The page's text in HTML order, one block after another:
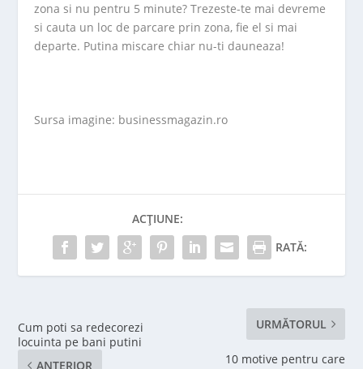
zona si nu pentru 5 minute? Trezeste-te mai devreme
si cauta un loc de parcare prin zona, fie el si mai
departe. Putina miscare chiar nu-ti dauneaza!
Sursa imagine: businessmagazin.ro
ACȚIUNE:
RATĂ:
Cum poti sa redecorezi
locuinta pe bani putini
ANTERIOR
URMĂTORUL
10 motive pentru care